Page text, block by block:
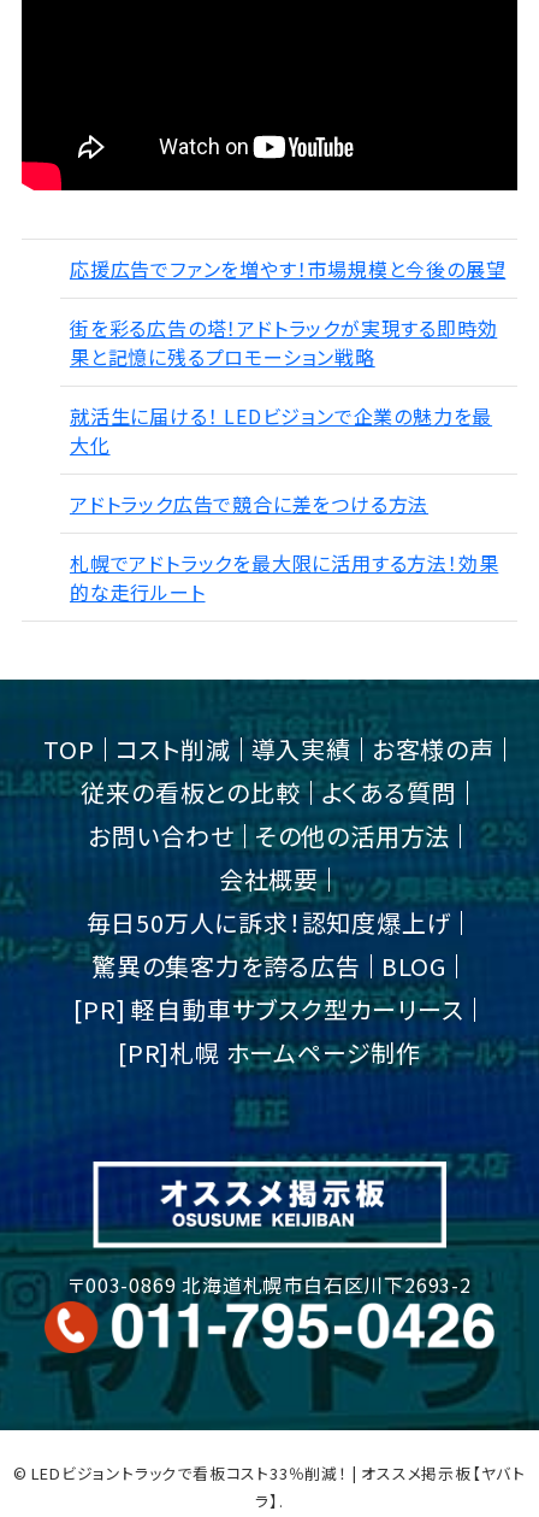
応援広告でファンを増やす！市場規模と今後の展望
街を彩る広告の塔！アドトラックが実現する即時効
果と記憶に残るプロモーション戦略
就活生に届ける！ LEDビジョンで企業の魅力を最
大化
アドトラック広告で競合に差をつける方法
札幌でアドトラックを最大限に活用する方法！効果
的な走行ルート
TOP コスト削減 導入実績
お客様の声
従来の看板との比較 よくある質問
お問い合わせ
その他の活用方法
会社概要
毎日50万人に訴求！認知度爆上げ
驚異の集客力を誇る広告
BLOG
[PR] 軽自動車サブスク型カーリース
[PR]札幌 ホームページ制作
〒003-0869 北海道札幌市白石区川下2693-2
© LEDビジョントラックで看板コスト33％削減！ | オススメ掲示板【ヤバト
ラ】.